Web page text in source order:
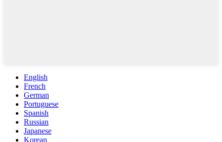
English
French
German
Portuguese
Spanish
Russian
Japanese
Korean